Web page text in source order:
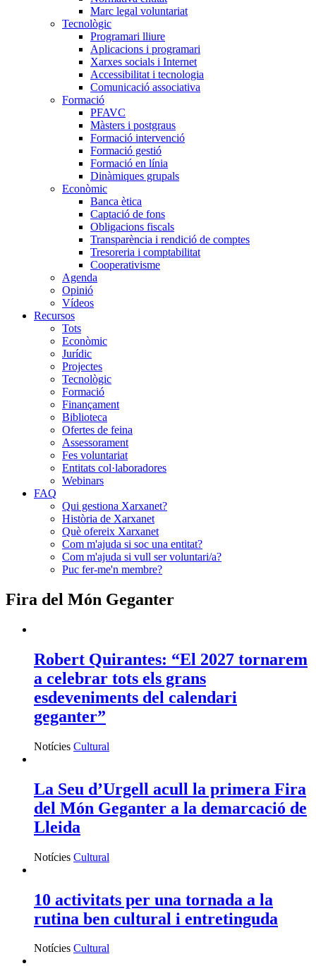
Marc legal voluntariat
Tecnològic
Programari lliure
Aplicacions i programari
Xarxes socials i Internet
Accessibilitat i tecnologia
Comunicació associativa
Formació
PFAVC
Màsters i postgraus
Formació intervenció
Formació gestió
Formació en línia
Dinàmiques grupals
Econòmic
Banca ètica
Captació de fons
Obligacions fiscals
Transparència i rendició de comptes
Tresoreria i comptabilitat
Cooperativisme
Agenda
Opinió
Vídeos
Recursos
Tots
Econòmic
Jurídic
Projectes
Tecnològic
Formació
Finançament
Biblioteca
Ofertes de feina
Assessorament
Fes voluntariat
Entitats col·laboradores
Webinars
FAQ
Qui gestiona Xarxanet?
Història de Xarxanet
Què ofereix Xarxanet
Com m'ajuda si soc una entitat?
Com m'ajuda si vull ser voluntari/a?
Puc fer-me'n membre?
Fira del Món Geganter
Robert Quirantes: “El 2027 tornarem
a celebrar tots els grans
esdeveniments del calendari
geganter”
Notícies Cultural
La Seu d’Urgell acull la primera Fira
del Món Geganter a la demarcació de
Lleida
Notícies Cultural
10 activitats per una tornada a la
rutina ben cultural i entretinguda
Notícies Cultural